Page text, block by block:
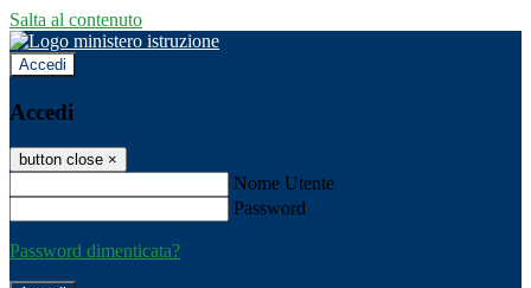
Salta al contenuto
Accedi
Accedi
button close ×
Nome Utente
Password
Password dimenticata?